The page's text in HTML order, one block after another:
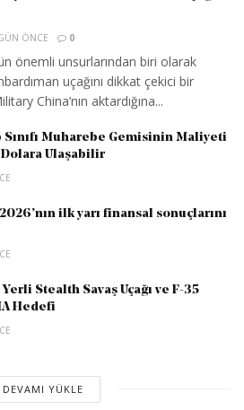
ÖNCE 0
önemli unsurlarından biri olarak
uçağını dikkat çekici bir
China’nın aktardığına...
Muharebe Gemisinin Maliyeti
Ulaşabilir
2026’nın ilk yarı finansal sonuçlarını
Stealth Savaş Uçağı ve F-35
Hedefi
DEVAMI YÜKLE